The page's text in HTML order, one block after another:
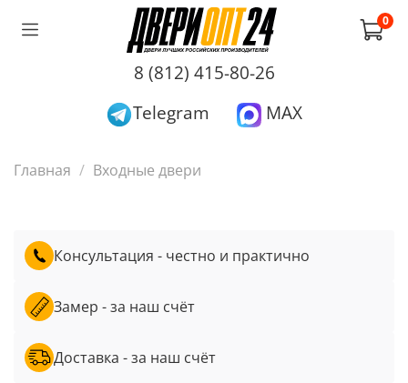
0
8 (812) 415-80-26
Telegram
MAX
Главная Входные двери
Консультация - честно и практично
Замер - за наш счёт
Доставка - за наш счёт